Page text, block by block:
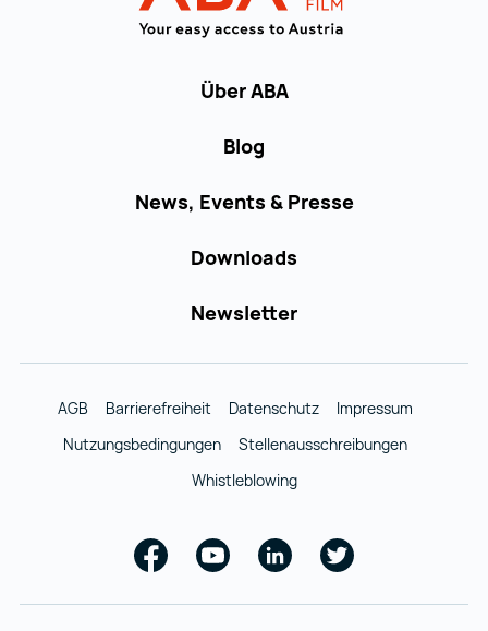
Über ABA
Blog
News, Events & Presse
Downloads
Newsletter
AGB Barrierefreiheit Datenschutz
Impressum
Nutzungsbedingungen
Stellenausschreibungen
Whistleblowing
Facebook
Youtube
Linkedin
Twitter